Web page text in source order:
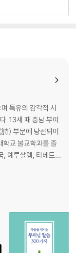
특유의 감각적 시
. 13세 때 충남 부여
) 부문에 당선되어
교 불교학과를 졸
, 예루살렘, 티베트
의 불타는 사막을